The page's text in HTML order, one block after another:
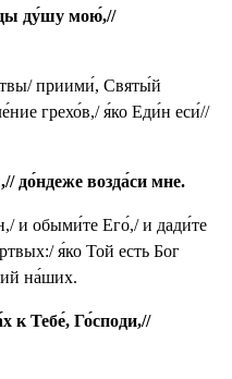
ду́шу мою́,//
приими́, Святы́й
грехо́в,/ я́ко Еди́н еси́//
до́ндеже возда́си мне.
и обыми́те Его́,/ и дади́те
я́ко Той есть Бог
на́ших.
к Тебе́, Го́споди,//